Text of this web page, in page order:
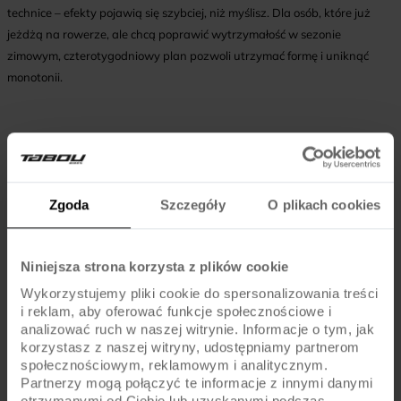
Zgoda Szczegóły O plikach cookies
Niniejsza strona korzysta z plików cookie
Wykorzystujemy pliki cookie do spersonalizowania treści
i reklam, aby oferować funkcje społecznościowe i
analizować ruch w naszej witrynie. Informacje o tym, jak
korzystasz z naszej witryny, udostępniamy partnerom
społecznościowym, reklamowym i analitycznym.
Partnerzy mogą połączyć te informacje z innymi danymi
technice – efekty pojawią się szybciej, niż myślisz. Dla osób, które już
jeżdżą na rowerze, ale chcą poprawić wytrzymałość w sezonie
zimowym, czterotygodniowy plan pozwoli utrzymać formę i uniknąć
monotonii.
FAQ
Czy plan treningowy na trenażerze jest odpowiedni
dla każdego?
Plan został opracowany z myślą o początkujących i
średniozaawansowanych, ale osoby z problemami zdrowotnymi
powinny skonsultować się z lekarzem.
Ile razy w tygodniu trenować na trenażerze?
W planie przewidziano 3–4 sesje tygodniowo, co pozwala na